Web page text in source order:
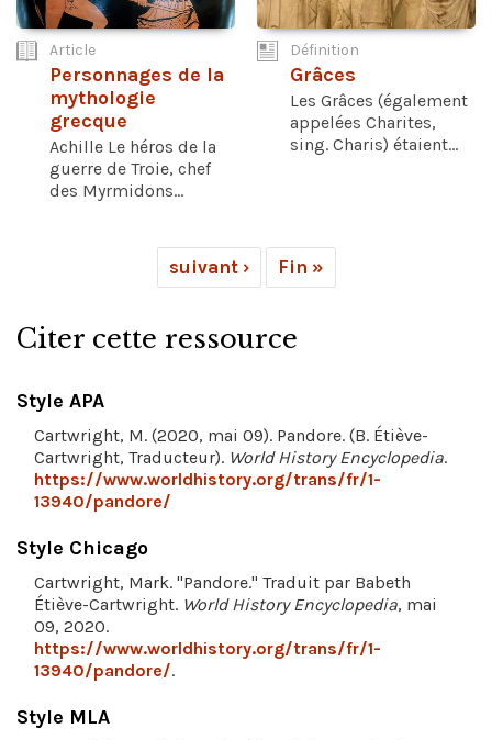
Article
Personnages de la
mythologie
grecque
Achille Le héros de la
guerre de Troie, chef
des Myrmidons...
Définition
Grâces
Les Grâces (également
appelées Charites,
sing. Charis) étaient...
suivant › Fin »
Citer cette ressource
Style APA
Cartwright, M. (2020, mai 09). Pandore. (B. Étiève-
Cartwright, Traducteur). World History Encyclopedia.
https://www.worldhistory.org/trans/fr/1-
13940/pandore/
Style Chicago
Cartwright, Mark. "Pandore." Traduit par Babeth
Étiève-Cartwright. World History Encyclopedia, mai
09, 2020.
https://www.worldhistory.org/trans/fr/1-
13940/pandore/.
Style MLA